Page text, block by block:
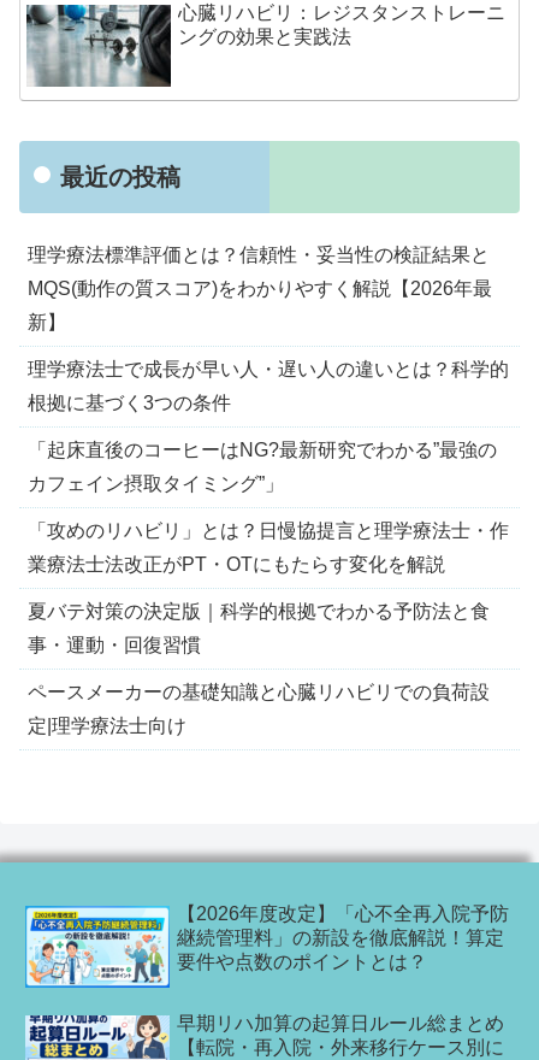
心臓リハビリ：レジスタンストレーニ
ングの効果と実践法
最近の投稿
理学療法標準評価とは？信頼性・妥当性の検証結果と
MQS(動作の質スコア)をわかりやすく解説【2026年最
新】
理学療法士で成長が早い人・遅い人の違いとは？科学的
根拠に基づく3つの条件
「起床直後のコーヒーはNG?最新研究でわかる”最強の
カフェイン摂取タイミング”」
「攻めのリハビリ」とは？日慢協提言と理学療法士・作
業療法士法改正がPT・OTにもたらす変化を解説
夏バテ対策の決定版｜科学的根拠でわかる予防法と食
事・運動・回復習慣
ペースメーカーの基礎知識と心臓リハビリでの負荷設
定|理学療法士向け
【2026年度改定】「心不全再入院予防
継続管理料」の新設を徹底解説！算定
要件や点数のポイントとは？
早期リハ加算の起算日ルール総まとめ
【転院・再入院・外来移行ケース別に